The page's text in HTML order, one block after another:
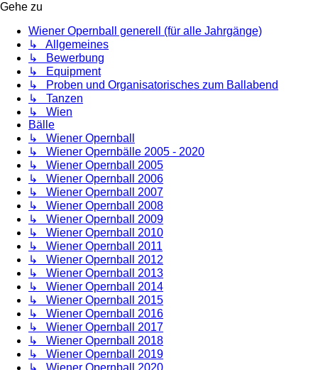
Gehe zu
Wiener Opernball generell (für alle Jahrgänge)
↳ Allgemeines
↳ Bewerbung
↳ Equipment
↳ Proben und Organisatorisches zum Ballabend
↳ Tanzen
↳ Wien
Bälle
↳ Wiener Opernball
↳ Wiener Opernbälle 2005 - 2020
↳ Wiener Opernball 2005
↳ Wiener Opernball 2006
↳ Wiener Opernball 2007
↳ Wiener Opernball 2008
↳ Wiener Opernball 2009
↳ Wiener Opernball 2010
↳ Wiener Opernball 2011
↳ Wiener Opernball 2012
↳ Wiener Opernball 2013
↳ Wiener Opernball 2014
↳ Wiener Opernball 2015
↳ Wiener Opernball 2016
↳ Wiener Opernball 2017
↳ Wiener Opernball 2018
↳ Wiener Opernball 2019